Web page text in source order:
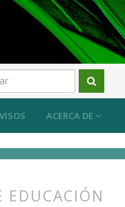
ACERCA DE
EDUCACIÓN